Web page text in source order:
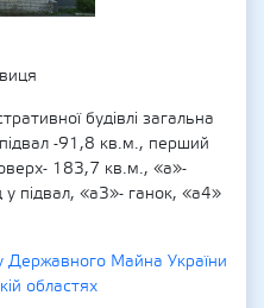
будівлі загальна
-91,8 кв.м., перший
183,7 кв.м., «а»-
у підвал, «а3»- ганок, «а4»
Державного Майна України
областях